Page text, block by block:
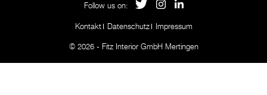
Follow us on:
Kontakt Datenschutz Impressum
© 2026 - Fitz Interior GmbH Mertingen